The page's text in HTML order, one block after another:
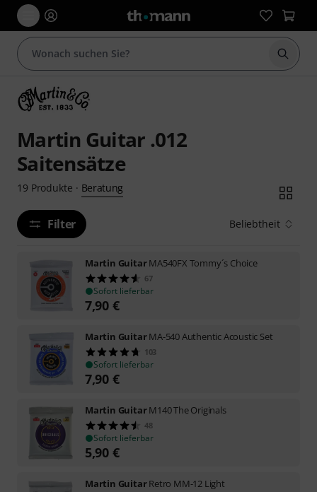
Suche
Martin Guitar .012
Saitensätze
19 Produkte · Beratung
Filter Beliebtheit
Martin GuitarMA540FX Tommy´s Choice
67
Sofort lieferbar
7,90 €
Martin GuitarMA-540 Authentic Acoustic Set
103
Sofort lieferbar
7,90 €
Martin GuitarM140 The Originals
48
Sofort lieferbar
5,90 €
Martin GuitarRetro MM-12 Light